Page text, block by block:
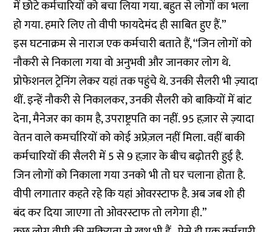
में छोटे कर्मचारियों को बचा लिया गया. बहुत से लोगों का भला
हो गया. हमारे लिए तो वीपी फायदेमंद ही साबित हुए हैं.”
इस घटनाक्रम से नाराज एक कर्मचारी बताते हैं, ‘‘जिन लोगों को
नौकरी से निकाला गया वो अनुभवी और जानकार लोग थे.
प्रोफेशनल ट्रेनिंग लेकर यहां तक पहुंचे थे. उनकी सैलरी भी ज़्यादा
थीं. इन्हें नौकरी से निकालकर, उनकी सैलरी को बाकियों में बांट
देना, मैनेजर का काम है, उपराष्ट्रपति का नहीं. 95 हज़ार से ज़्यादा
वेतन वाले कमर्चारियों को कोई अप्रेज़ल नहीं मिला. वहीं बाकी
कर्मचारियों की सैलरी में 5 से 9 हज़ार के बीच बढ़ोतरी हुई है.
जिन लोगों को निकाला गया उनको भी तो घर चलाना होता है.
वीपी लगातार कहते रहे कि यहां ओवरस्टाफ है. अब जब शो ही
बंद कर दिया जाएगा तो ओवरस्टाफ तो लगेगा ही.”